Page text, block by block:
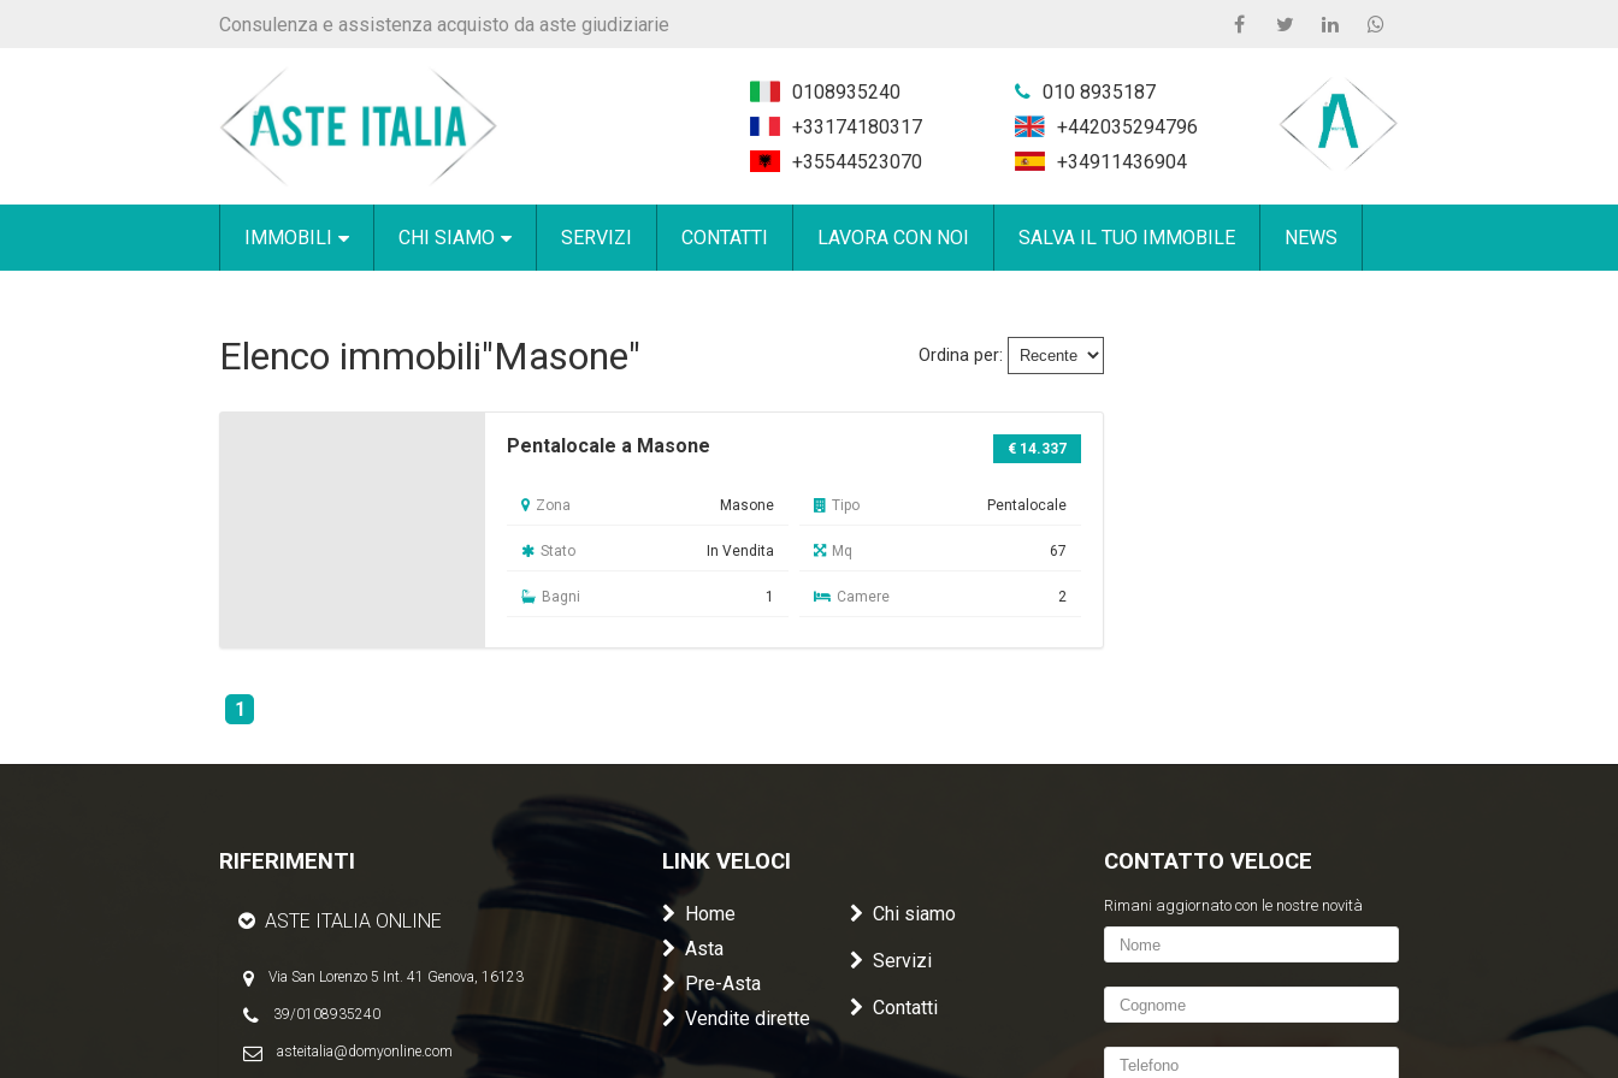
Consulenza e assistenza acquisto da aste giudiziarie
0108935240
+33174180317
+35544523070
010 8935187
+442035294796
+34911436904
IMMOBILI CHI SIAMO SERVIZI CONTATTI LAVORA CON NOI SALVA IL TUO IMMOBILE NEWS
Elenco immobili"Masone" Ordina per:
Pentalocale a Masone € 14.337
Zona Masone Tipo Pentalocale
Stato In Vendita Mq 67
Bagni 1 Camere 2
1
RIFERIMENTI
ASTE ITALIA ONLINE
Via San Lorenzo 5 Int. 41 Genova, 16123
39/0108935240
asteitalia@domyonline.com
LINK VELOCI
Home
Asta
Pre-Asta
Vendite dirette
Chi siamo
Servizi
Contatti
CONTATTO VELOCE
Rimani aggiornato con le nostre novità